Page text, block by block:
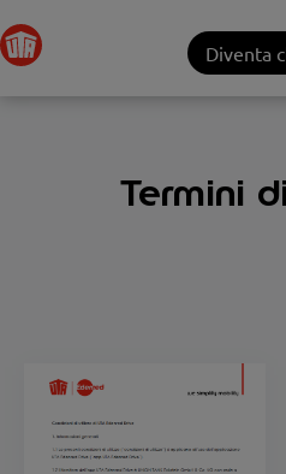
Diventa
Termini